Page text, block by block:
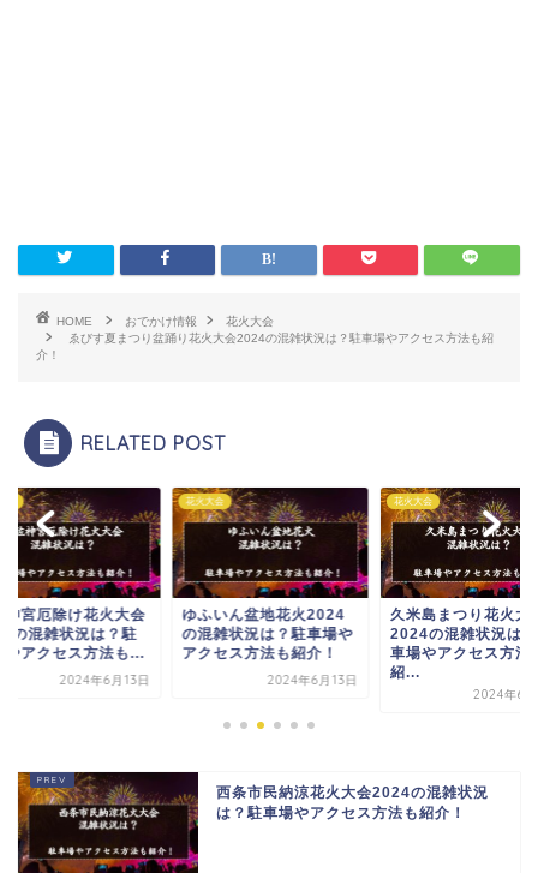
HOME おでかけ情報
花火大会
ゑびす夏まつり盆踊り花火大会2024の混雑状況は？駐車場やアクセス方法も紹
介！
RELATED POST
神宮厄除け花火大会
の混雑状況は？駐
やアクセス方法も...
2024年6月13日
花火大会
ゆふいん盆地花火2024
の混雑状況は？駐車場や
アクセス方法も紹介！
2024年6月13日
花火大会
久米島まつり花火大
2024の混雑状況は
車場やアクセス方法
紹...
2024年6
西条市民納涼花火大会2024の混雑状況
は？駐車場やアクセス方法も紹介！